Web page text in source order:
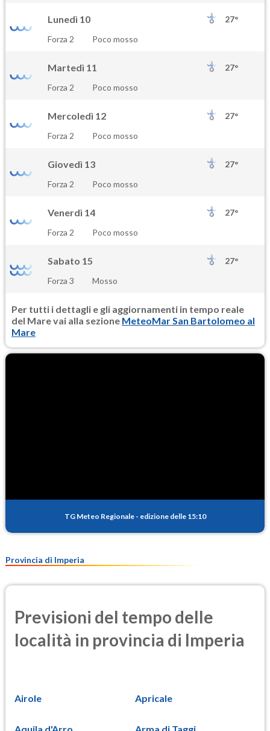
Lunedì 10
27°
Forza 2
Poco mosso
Martedì 11
27°
Forza 2
Poco mosso
Mercoledì 12
27°
Forza 2
Poco mosso
Giovedì 13
27°
Forza 2
Poco mosso
Venerdì 14
27°
Forza 2
Poco mosso
Sabato 15
27°
Forza 3
Mosso
Per tutti i dettagli e gli aggiornamenti in tempo reale
del Mare vai alla sezione MeteoMar San Bartolomeo al
Mare
TG Meteo Regionale - edizione delle 15:10
Provincia di Imperia
Previsioni del tempo delle
località in provincia di Imperia
Airole Apricale